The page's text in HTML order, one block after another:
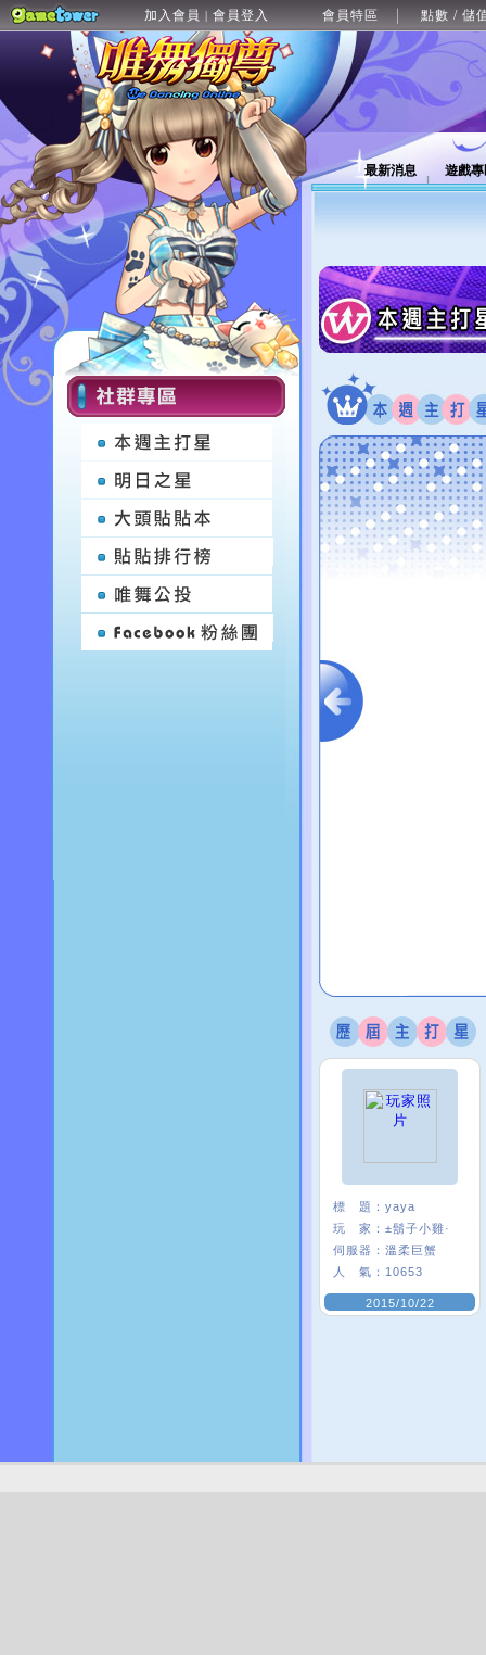
加入會員 | 會員登入 會員特區 點數 / 儲
最新消息 遊戲
標 題： yaya
玩 家： ±鬍子小雞·
伺服器： 溫柔巨蟹
人 氣： 10653
2015/10/22